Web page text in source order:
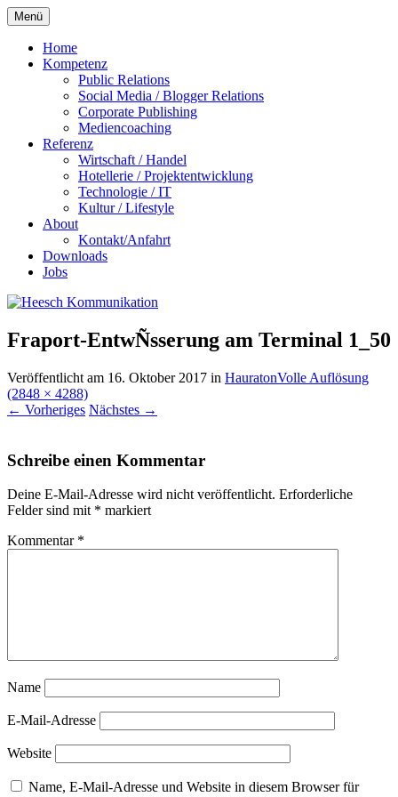
Menü Zum
Inhalt
springen
Home
Kompetenz
Public Relations
Social Media / Blogger Relations
Corporate Publishing
Mediencoaching
Referenz
Wirtschaft / Handel
Hotellerie / Projektentwicklung
Technologie / IT
Kultur / Lifestyle
About
Kontakt/Anfahrt
Downloads
Jobs
Fraport-EntwÑsserung am Terminal 1_50
Veröffentlicht am 16. Oktober 2017 in HauratonVolle Auflösung
(2848 × 4288)
← Vorheriges Nächstes →
Schreibe einen Kommentar
Deine E-Mail-Adresse wird nicht veröffentlicht. Erforderliche
Felder sind mit * markiert
Kommentar *
Name
E-Mail-Adresse
Website
Name, E-Mail-Adresse und Website in diesem Browser für